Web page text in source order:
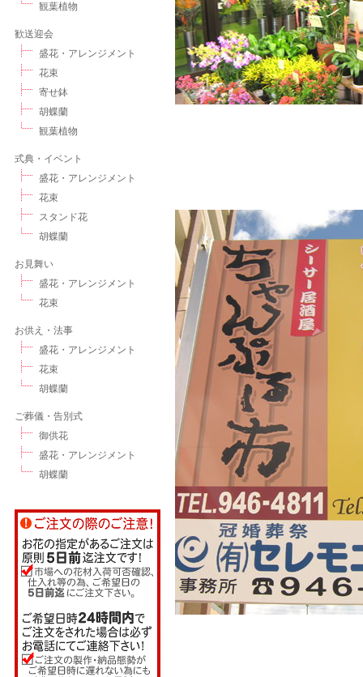
観葉植物
歓送迎会
盛花・アレンジメント
花束
寄せ鉢
胡蝶蘭
観葉植物
式典・イベント
盛花・アレンジメント
花束
スタンド花
胡蝶蘭
お見舞い
盛花・アレンジメント
花束
お供え・法事
盛花・アレンジメント
花束
胡蝶蘭
ご葬儀・告別式
御供花
盛花・アレンジメント
胡蝶蘭